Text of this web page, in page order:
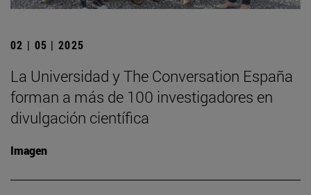
02 | 05 | 2025
La Universidad y The Conversation España
forman a más de 100 investigadores en
divulgación científica
Imagen